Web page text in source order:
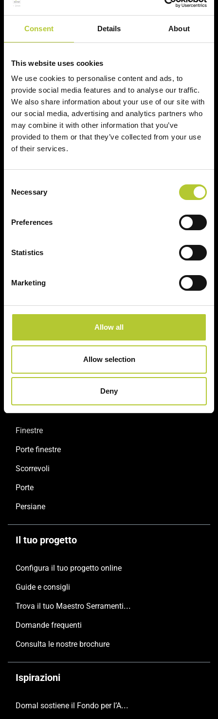
Consent Details About
This website uses cookies
We use cookies to personalise content and ads, to
provide social media features and to analyse our traffic.
We also share information about your use of our site with
our social media, advertising and analytics partners who
may combine it with other information that you’ve
provided to them or that they’ve collected from your use
of their services.
Selection
Necessary
Preferences
Statistics
Marketing
Allow all
Allow selection
Deny
Il tuo nome, cognome e l'indirizzo del tuo progetto
Nome e cognome
Cognome
CAP
Continua
Soluzioni sostenibili Prodotti certificati
Prodotti
Finestre
Porte finestre
Scorrevoli
Porte
Persiane
Il tuo progetto
Configura il tuo progetto online
Guide e consigli
Trova il tuo Maestro Serramentista Domal
Domande frequenti
Consulta le nostre brochure
Ispirazioni
Domal sostiene il Fondo per l’Ambiente Italiano anche per le Giornate FAI di Primavera 2024